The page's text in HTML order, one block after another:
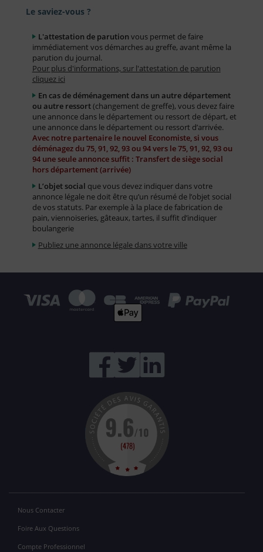
Le saviez-vous ?
L'attestation de parution vous permet de faire
immédiatement vos démarches au greffe, avant même la
parution du journal.
Pour plus d'informations, sur l'attestation de parution
cliquez ici
En cas de déménagement dans un autre département
ou autre ressort(changement de greffe), vous devez faire
une annonce dans le département ou ressort de départ, et
une annonce dans le département ou ressort d’arrivée.
Avec notre partenaire le nouvel Economiste, si vous
déménagez du 75, 91, 92, 93 ou 94 vers le 75, 91, 92, 93 ou
94 une seule annonce suffit : Transfert de siège social
hors département (arrivée)
L’objet social que vous devez indiquer dans votre
annonce légale ne doit être qu’un résumé de l’objet social
de vos statuts. Par exemple à la place de fabrication de
pain, viennoiseries, gâteaux, tartes, il suffit d’indiquer
boulangerie
Publiez une annonce légale dans votre ville
Nous Contacter
Foire Aux Questions
Compte Professionnel